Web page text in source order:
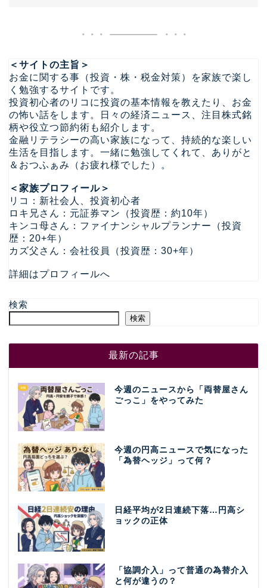
＜サイトの主旨＞
お金に関する事（投資・株・税金対策）を家族で楽し
く勉強するサイトです。
投資初心者のリコに投資の基本情報を教えたり、お金
の怖い話をします。日々の経済ニュース、注目株式銘
柄や役立つ節約術も紹介します。
金融リテラシーの高い家族になって、持続的な楽しい
生活を目指します。一緒に勉強してくれて、ありがと
＆おつふぁみ（お疲れ様でした）。
＜家族プロフィール＞
リコ：新社会人、投資初心者
ロキ兄さん：元証券マン（投資歴：約10年）
キンコ母さん：ファイナンシャルプランナー（投資
歴：20+年）
カズ父さん：会社役員（投資歴：30+年）
詳細はプロフィールへ
検索
検索
最新の記事
今週のニュースから「両替屋さん
ごっこ」をやってみた
今週の円高ニュースで気になった
「為替ヘッジ」って何？
日経平均が2日連続下落…円高シ
ョックの正体
「協調介入」って普通の為替介入
と何が違うの？